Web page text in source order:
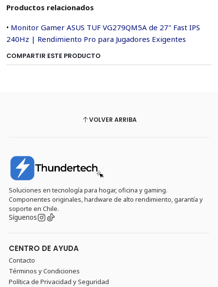
Productos relacionados
• Monitor Gamer ASUS TUF VG279QM5A de 27" Fast IPS
240Hz | Rendimiento Pro para Jugadores Exigentes
COMPARTIR ESTE PRODUCTO
VOLVER ARRIBA
Soluciones en tecnología para hogar, oficina y gaming.
Componentes originales, hardware de alto rendimiento, garantía y
soporte en Chile.
Síguenos
CENTRO DE AYUDA
Contacto
Términos y Condiciones
Política de Privacidad y Seguridad